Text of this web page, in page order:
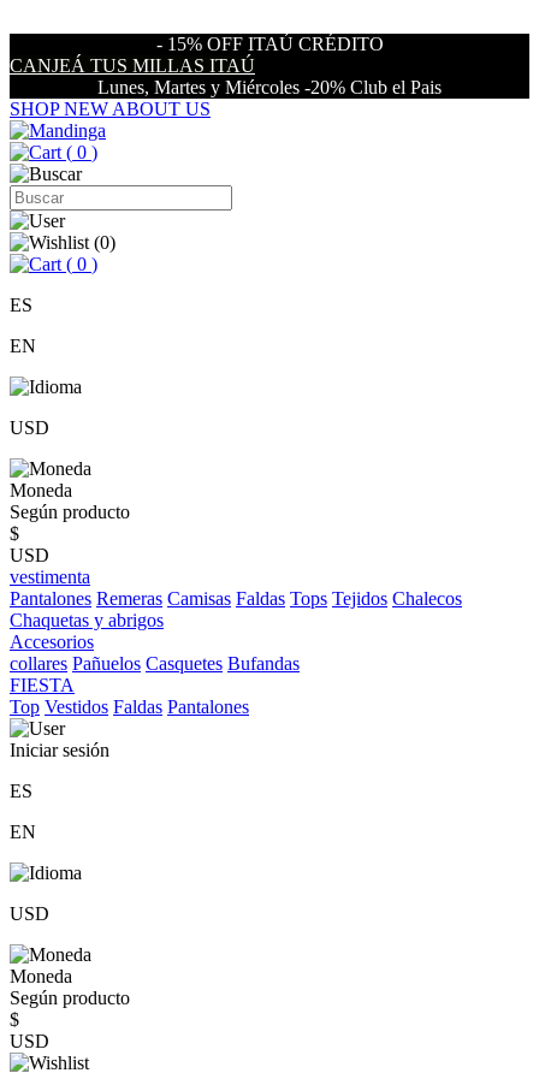
- 15% OFF ITAÚ CRÉDITO
CANJEÁ TUS MILLAS ITAÚ
Lunes, Martes y Miércoles -20% Club el Pais
SHOP NEW ABOUT US
( 0 )
(0)
( 0 )
ES
EN
USD
Moneda
Según producto
$
USD
vestimenta
Pantalones Remeras Camisas Faldas Tops Tejidos Chalecos
Chaquetas y abrigos
Accesorios
collares Pañuelos Casquetes Bufandas
FIESTA
Top Vestidos Faldas Pantalones
Iniciar sesión
ES
EN
USD
Moneda
Según producto
$
USD